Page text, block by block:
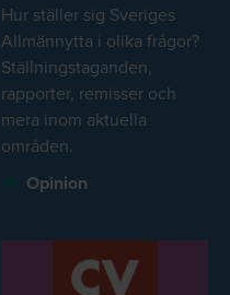
Hur ställer sig Sveriges
Allmännytta i olika frågor?
Ställningstaganden,
rapporter, remisser och
mera inom aktuella
områden.
Opinion